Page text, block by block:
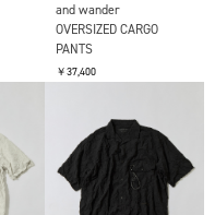
and wander
OVERSIZED CARGO
PANTS
￥37,400